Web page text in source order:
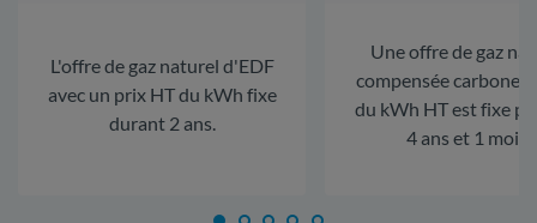
L'offre de gaz naturel d'EDF
avec un prix HT du kWh fixe
durant 2 ans.
Une offre de gaz
compensée carbone.
du kWh HT est fixe
4 ans et 1 mois.